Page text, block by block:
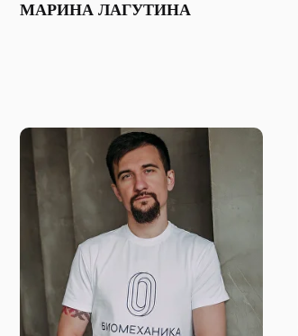
МАРИНА ЛАГУТИНА